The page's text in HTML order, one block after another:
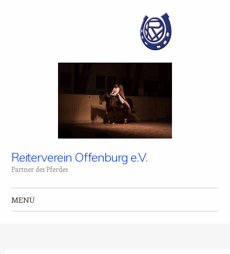
Reiterverein Offenburg e.V.
Partner des Pferdes
MENÜ